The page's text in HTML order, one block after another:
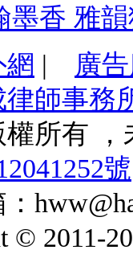
墨香 雅
| 廣
師事務
所有
號
© 2011-